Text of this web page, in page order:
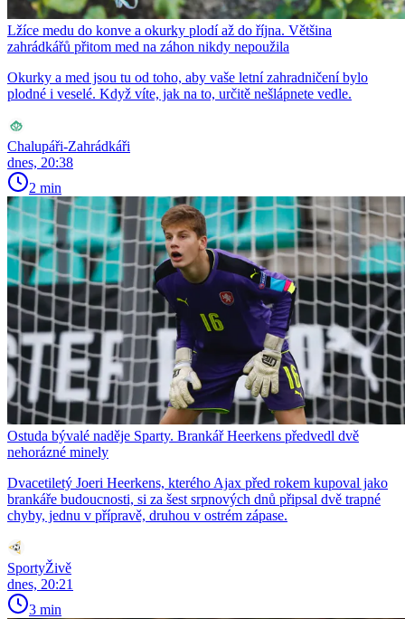
Lžíce medu do konve a okurky plodí až do října. Většina
zahrádkářů přitom med na záhon nikdy nepoužila
Okurky a med jsou tu od toho, aby vaše letní zahradničení bylo
plodné i veselé. Když víte, jak na to, určitě nešlápnete vedle.
Chalupáři-Zahrádkáři
dnes, 20:38
2 min
Ostuda bývalé naděje Sparty. Brankář Heerkens předvedl dvě
nehorázné minely
Dvacetiletý Joeri Heerkens, kterého Ajax před rokem kupoval jako
brankáře budoucnosti, si za šest srpnových dnů připsal dvě trapné
chyby, jednu v přípravě, druhou v ostrém zápase.
SportyŽivě
dnes, 20:21
3 min